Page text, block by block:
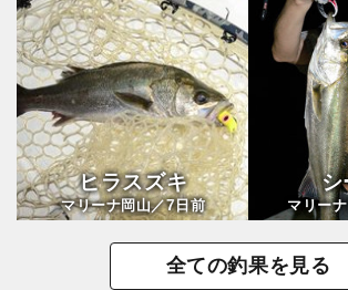
ヒラスズキ
マリーナ岡山／7日前
シ
マリー
全ての釣果を見る